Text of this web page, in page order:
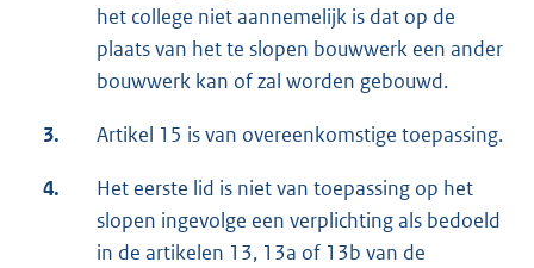
het college niet aannemelijk is dat op de
plaats van het te slopen bouwwerk een ander
bouwwerk kan of zal worden gebouwd.
3. Artikel 15 is van overeenkomstige toepassing.
4.
Het eerste lid is niet van toepassing op het
slopen ingevolge een verplichting als bedoeld
in de artikelen 13, 13a of 13b van de